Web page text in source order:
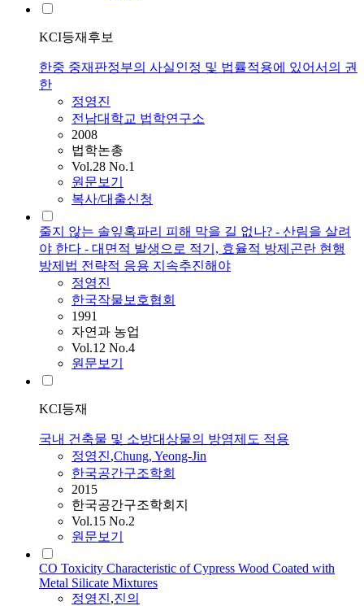
KCI등재후보
한중 중재판정부의 사실인정 및 법률적용에 있어서의 권
한
정영진
전남대학교 법학연구소
2008
법학논총
Vol.28 No.1
원문보기
복사/대출신청
줄지 않는 솔잎혹파리 피해 막을 길 없나? - 산림을 살려
야 한다 - 대면적 발생으로 적기, 효율적 방제곤란 현행
방제법 전략적 응용 지속추진해야
정영진
한국작물보호협회
1991
자연과 농업
Vol.12 No.4
원문보기
KCI등재
국내 건축물 및 소방대상물의 방염제도 적용
정영진,Chung, Yeong-Jin
한국공간구조학회
2015
한국공간구조학회지
Vol.15 No.2
원문보기
CO Toxicity Characteristic of Cypress Wood Coated with
Metal Silicate Mixtures
정영진,진의